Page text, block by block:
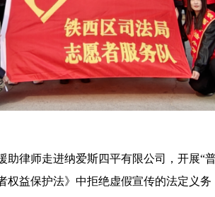
师走进纳爱斯四平有限公司，开展“
益保护法》中拒绝虚假宣传的法定义